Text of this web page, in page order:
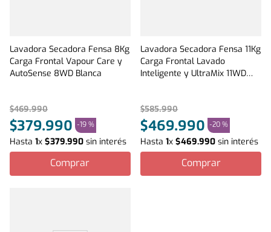
Lavadora Secadora Fensa 8Kg
Carga Frontal Vapour Care y
AutoSense 8WD Blanca
$469.990
$379.990 -19 %
Hasta 1x $379.990 sin interés
Comprar
Lavadora Secadora Fensa 11Kg
Carga Frontal Lavado
Inteligente y UltraMix 11WD
$585.990
$469.990 -20 %
Hasta1x$469.990 sin interés
Comprar